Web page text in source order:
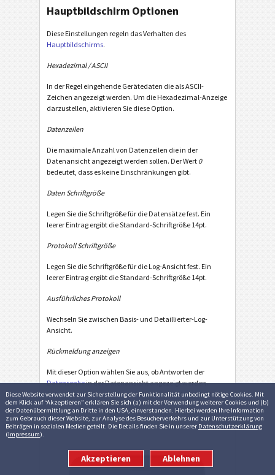
Diese Website verwendet zur Sicher­stellung der Funk­tionalität unbedingt nötige Cookies. Mit
dem Klick auf “Akzeptieren” erklären Sie sich (a) mit der Verwendung weiterer Cookies und (b)
der Daten­übermittlung an Dritte in den USA, einverstanden. Hierbei werden Ihre Information
zum Gebrauch dieser Website, zur Analyse des Besucher­verkehrs und zur Unter­stützung von
Beiträgen in sozialen Medien geteilt. Die Details finden Sie in unserer Datenschutzerklärung
(Impressum).
Akzeptieren Ablehnen
Hauptbildschirm Optionen
Diese Einstellungen regeln das Verhalten des
Hauptbildschirms.
Hexadezimal / ASCII
In der Regel eingehende Gerätedaten die als ASCII-
Zeichen angezeigt werden. Um die Hexadezimal-Anzeige
darzustellen, aktivieren Sie diese Option.
Datenzeilen
Die maximale Anzahl von Datenzeilen die in der
Datenansicht angezeigt werden sollen. Der Wert 0
bedeutet, dass es keine Einschränkungen gibt.
Daten Schriftgröße
Legen Sie die Schriftgröße für die Datensätze fest. Ein
leerer Eintrag ergibt die Standard-Schriftgröße 14pt.
Protokoll Schriftgröße
Legen Sie die Schriftgröße für die Log-Ansicht fest. Ein
leerer Eintrag ergibt die Standard-Schriftgröße 14pt.
Ausführliches Protokoll
Wechseln Sie zwischen Basis- und Detaillierter-Log-
Ansicht.
Rückmeldung anzeigen
Mit dieser Option wählen Sie aus, ob Antworten der
Datensenkein der Datenansicht angezeigt werden.
Antworten werden in einer anderen Farbe dargestellt.